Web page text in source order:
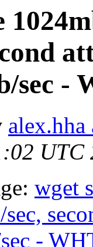
sec -
UTC
wget
-